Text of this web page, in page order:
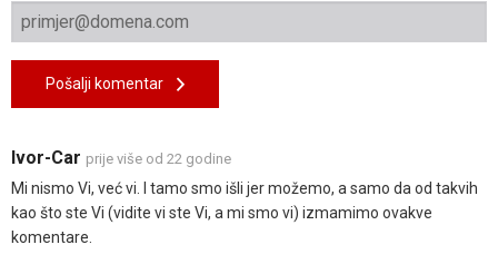
Pošalji komentar
Ivor-Car prije više od 22 godine
Mi nismo Vi, već vi. I tamo smo išli jer možemo, a samo da od takvih
kao što ste Vi (vidite vi ste Vi, a mi smo vi) izmamimo ovakve
komentare.